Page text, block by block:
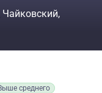
Чайковский
среднего